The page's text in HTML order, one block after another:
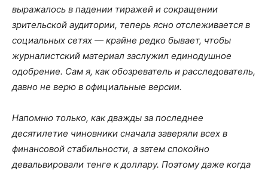
выражалось в падении тиражей и сокращении
зрительской аудитории, теперь ясно отслеживается в
социальных сетях — крайне редко бывает, чтобы
журналистский материал заслужил единодушное
одобрение. Сам я, как обозреватель и расследователь,
давно не верю в официальные версии.
Напомню только, как дважды за последнее
десятилетие чиновники сначала заверяли всех в
финансовой стабильности, а затем спокойно
девальвировали тенге к доллару. Поэтому даже когда